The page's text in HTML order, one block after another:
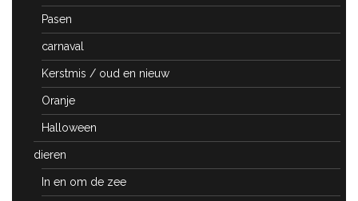
Pasen
carnaval
Kerstmis / oud en nieuw
Oranje
Halloween
dieren
In en om de zee